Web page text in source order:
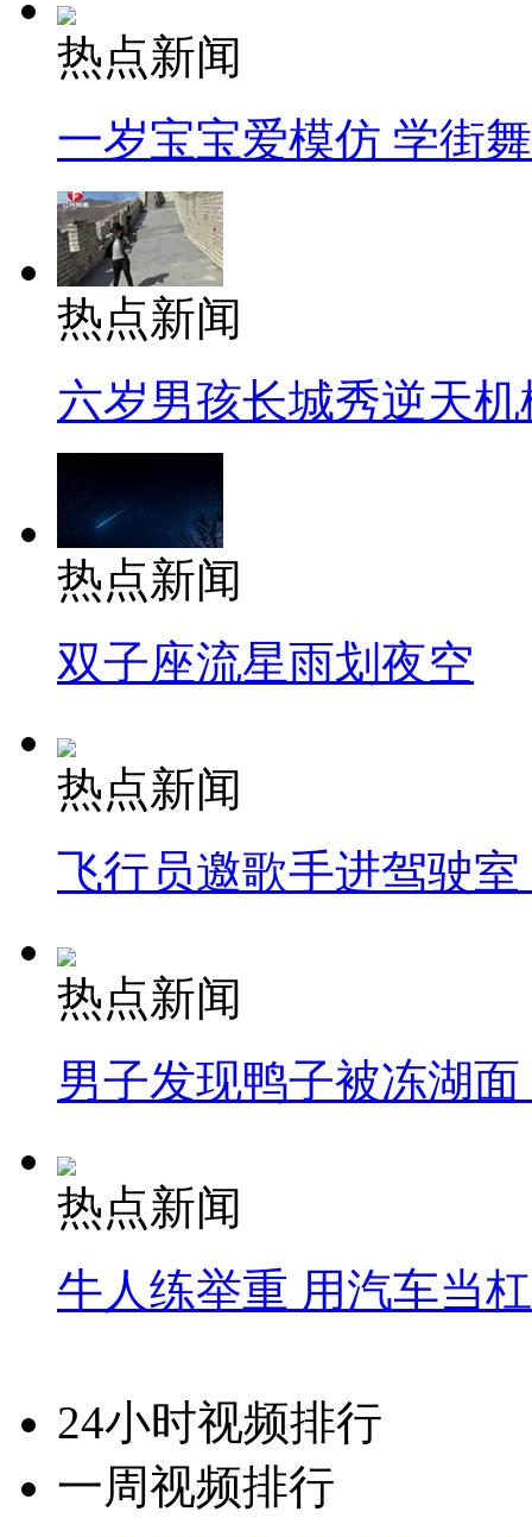
热点新闻
一岁宝宝爱模仿 学街
热点新闻
六岁男孩长城秀逆天机
热点新闻
双子座流星雨划夜空
热点新闻
飞行员邀歌手进驾驶
热点新闻
男子发现鸭子被冻湖
热点新闻
牛人练举重 用汽车当
24小时视频排行
一周视频排行